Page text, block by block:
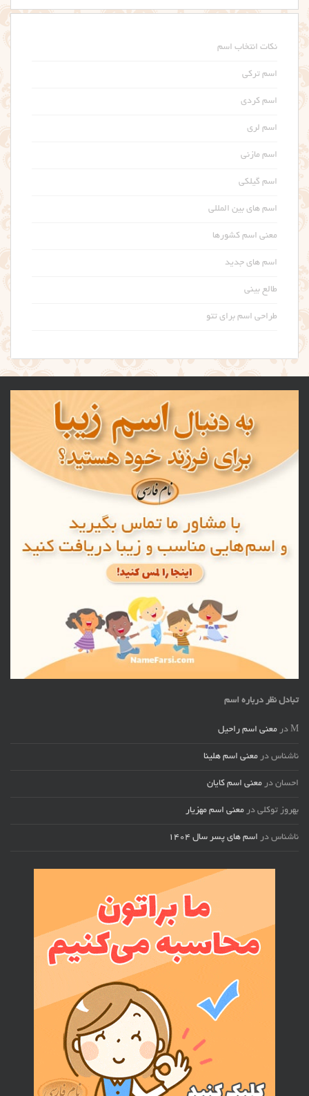
نکات انتخاب اسم
اسم ترکی
اسم کردی
اسم لری
اسم مازنی
اسم گیلکی
اسم های بین المللی
معنی اسم کشورها
اسم های جدید
طالع بینی
طراحی اسم برای تتو
تبادل نظر درباره اسم
M در معنی اسم راحیل
ناشناس در معنی اسم هلینا
احسان در معنی اسم کایان
بهروز توکلی در معنی اسم مهزیار
ناشناس در اسم های پسر سال ۱۴۰۴